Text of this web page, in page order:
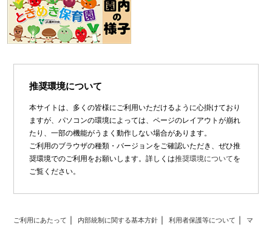
推奨環境について
本サイトは、多くの皆様にご利用いただけるように心掛けており
ますが、パソコンの環境によっては、ページのレイアウトが崩れ
たり、一部の機能がうまく動作しない場合があります。
ご利用のブラウザの種類・バージョンをご確認いただき、ぜひ推
奨環境でのご利用をお願いします。詳しくは推奨環境についてを
ご覧ください。
ご利用にあたって 内部統制に関する基本方針 利用者保護等について マ